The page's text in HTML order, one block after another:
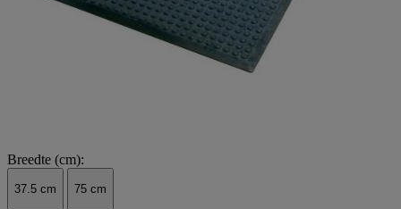
Breedte (cm):
37.5 cm 75 cm